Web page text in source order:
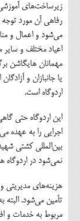
زیرساخت‌های
رفاهی آن مورد توجه
می‌شود و اعمال و
اعیاد مختلف و
مهمانان هایگاشن
یا جانبازان و
اردوگاه است.
این اردوگاه حتی
اجرایی را به عهده
بین‌المللی کشتی
نمی‌شود در اردوگاه
هزینه‌های مدیریتی
تأمین می‌شود. البته
مربوط به خدمات و